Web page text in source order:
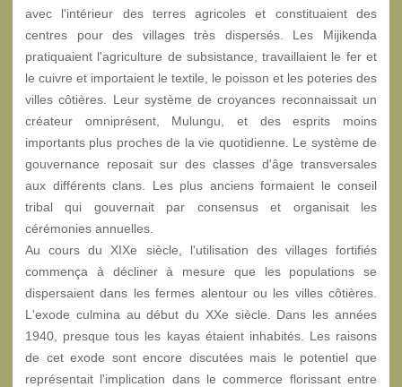
avec l'intérieur des terres agricoles et constituaient des
centres pour des villages très dispersés. Les Mijikenda
pratiquaient l'agriculture de subsistance, travaillaient le fer et
le cuivre et importaient le textile, le poisson et les poteries des
villes côtières. Leur système de croyances reconnaissait un
créateur omniprésent, Mulungu, et des esprits moins
importants plus proches de la vie quotidienne. Le système de
gouvernance reposait sur des classes d'âge transversales
aux différents clans. Les plus anciens formaient le conseil
tribal qui gouvernait par consensus et organisait les
cérémonies annuelles.
Au cours du XIXe siècle, l'utilisation des villages fortifiés
commença à décliner à mesure que les populations se
dispersaient dans les fermes alentour ou les villes côtières.
L'exode culmina au début du XXe siècle. Dans les années
1940, presque tous les kayas étaient inhabités. Les raisons
de cet exode sont encore discutées mais le potentiel que
représentait l'implication dans le commerce florissant entre